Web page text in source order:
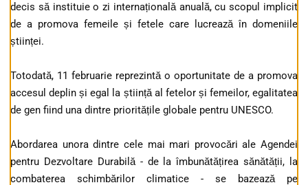
decis să instituie o zi internațională anuală, cu scopul implicit
de a promova femeile și fetele care lucrează în domeniile
științei.
Totodată, 11 februarie reprezintă o oportunitate de a promova
accesul deplin și egal la știință al fetelor și femeilor, egalitatea
de gen fiind una dintre prioritățile globale pentru UNESCO.
Abordarea unora dintre cele mai mari provocări ale Agendei
pentru Dezvoltare Durabilă - de la îmbunătățirea sănătății, la
combaterea schimbărilor climatice - se bazează pe